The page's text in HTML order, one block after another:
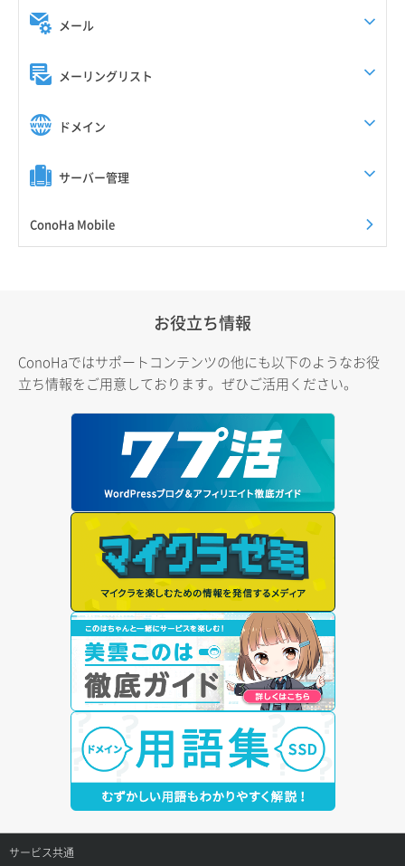
メール
メーリングリスト
ドメイン
サーバー管理
ConoHa Mobile
お役立ち情報
ConoHaではサポートコンテンツの他にも以下のようなお役
立ち情報をご用意しております。ぜひご活用ください。
サービス共通